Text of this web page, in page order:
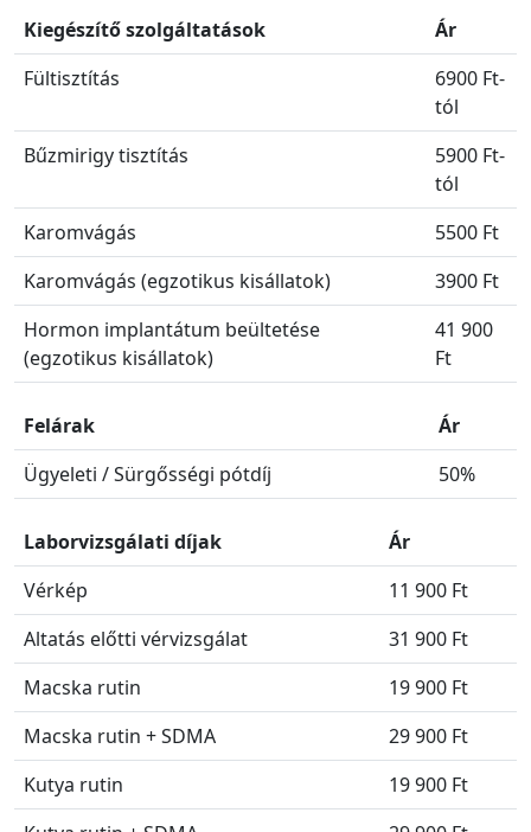
Kiegészítő szolgáltatások
Ár
Fültisztítás
6900 Ft-
tól
Bűzmirigy tisztítás
5900 Ft-
tól
Karomvágás
5500 Ft
Karomvágás (egzotikus kisállatok)
3900 Ft
Hormon implantátum beültetése
(egzotikus kisállatok)
41 900
Ft
Felárak
Ár
Ügyeleti / Sürgősségi pótdíj
50%
Laborvizsgálati díjak
Ár
Vérkép
11 900 Ft
Altatás előtti vérvizsgálat
31 900 Ft
Macska rutin
19 900 Ft
Macska rutin + SDMA
29 900 Ft
Kutya rutin
19 900 Ft